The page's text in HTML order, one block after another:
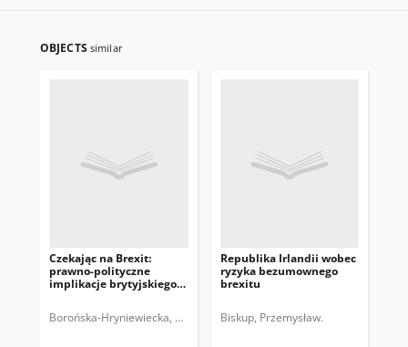
OBJECTS similar
Czekając na Brexit:
prawno-polityczne
implikacje brytyjskiego
Borońska-Hryniewiecka, Karolina.
Republika Irlandii wobec
ryzyka bezumownego
brexitu
Biskup, Przemysław.